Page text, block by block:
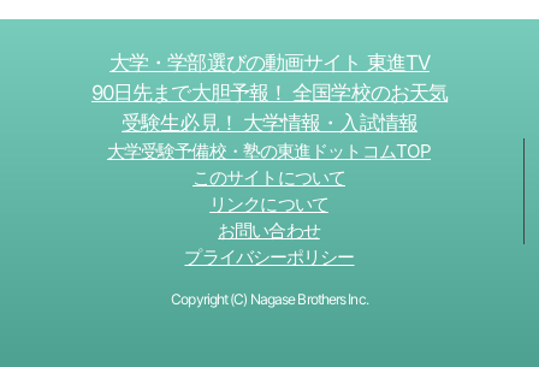
大学・学部選びの動画サイト 東進TV
90日先まで大胆予報！ 全国学校のお天気
受験生必見！ 大学情報・入試情報
大学受験予備校・塾の東進ドットコムTOP
このサイトについて
リンクについて
お問い合わせ
プライバシーポリシー
Copyright (C) Nagase Brothers Inc.